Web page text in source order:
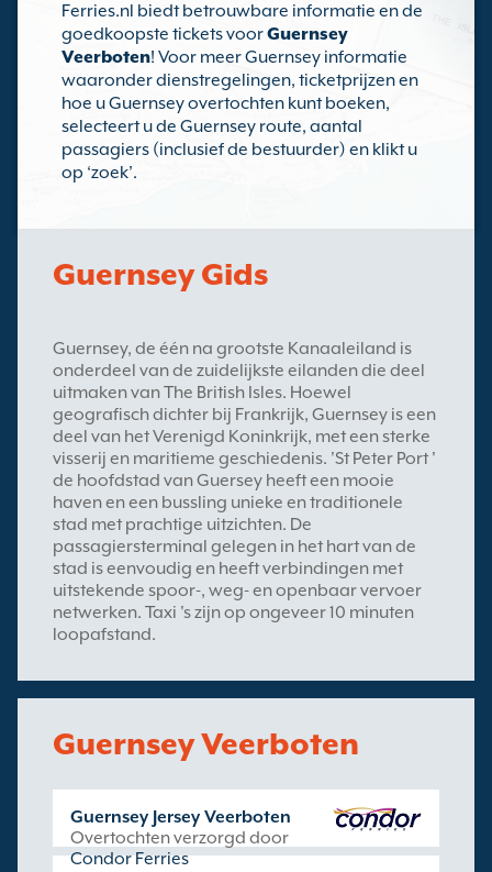
Ferries.nl biedt betrouwbare informatie en de
goedkoopste tickets voorGuernsey
Veerboten! Voor meer Guernsey informatie
waaronder dienstregelingen, ticketprijzen en
hoe u Guernsey overtochten kunt boeken,
selecteert u de Guernsey route, aantal
passagiers (inclusief de bestuurder) en klikt u
op ‘zoek’.
Guernsey Gids
Guernsey, de één na grootste Kanaaleiland is
onderdeel van de zuidelijkste eilanden die deel
uitmaken van The British Isles. Hoewel
geografisch dichter bij Frankrijk, Guernsey is een
deel van het Verenigd Koninkrijk, met een sterke
visserij en maritieme geschiedenis. 'St Peter Port '
de hoofdstad van Guersey heeft een mooie
haven en een bussling unieke en traditionele
stad met prachtige uitzichten. De
passagiersterminal gelegen in het hart van de
stad is eenvoudig en heeft verbindingen met
uitstekende spoor-, weg- en openbaar vervoer
netwerken. Taxi 's zijn op ongeveer 10 minuten
loopafstand.
Guernsey Veerboten
Guernsey Jersey Veerboten
Overtochten verzorgd door
Condor Ferries